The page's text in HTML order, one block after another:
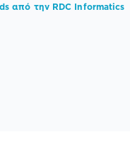
από την RDC Informatics